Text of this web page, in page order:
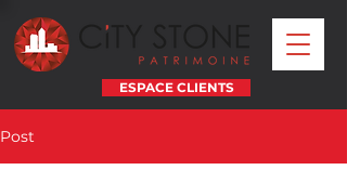
ESPACE CLIENTS
Post